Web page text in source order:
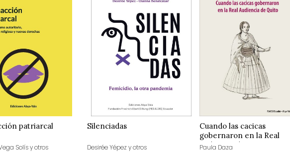
patriarcal
Solís y otros
Silenciadas
Desirée Yépez y otros
Cuando las cacicas
gobernaron en la Real
Audiencia de Quito
Paula Daza